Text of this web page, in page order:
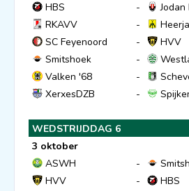
HBS
-
Jodan
RKAVV
-
SC Feyenoord
-
HVV
Smitshoek
-
Valken '68
-
XerxesDZB
-
WEDSTRIJDDAG 6
3 oktober
ASWH
-
HVV
-
HBS